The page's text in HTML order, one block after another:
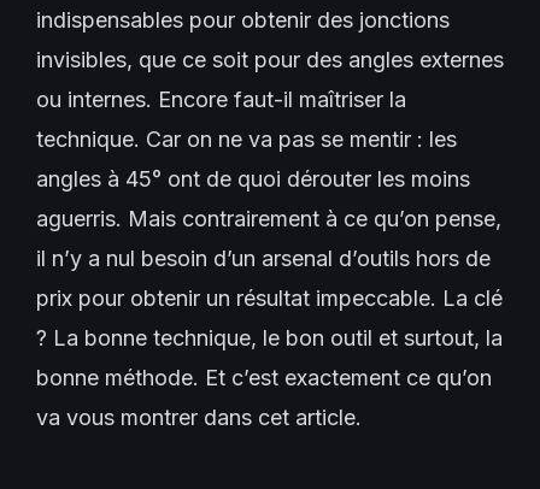
indispensables pour obtenir des jonctions
invisibles, que ce soit pour des angles externes
ou internes. Encore faut-il maîtriser la
technique. Car on ne va pas se mentir : les
angles à 45° ont de quoi dérouter les moins
aguerris. Mais contrairement à ce qu’on pense,
il n’y a nul besoin d’un arsenal d’outils hors de
prix pour obtenir un résultat impeccable. La clé
? La bonne technique, le bon outil et surtout, la
bonne méthode. Et c’est exactement ce qu’on
va vous montrer dans cet article.